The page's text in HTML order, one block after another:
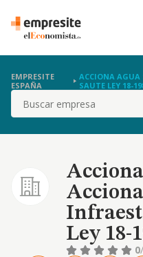
EMPRESITE
ESPAÑA
ACCIONA AGUA
SAUTE LEY 18-
Buscar
Acciona
Ley 18-
0